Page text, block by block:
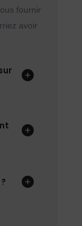
fournir
avoir